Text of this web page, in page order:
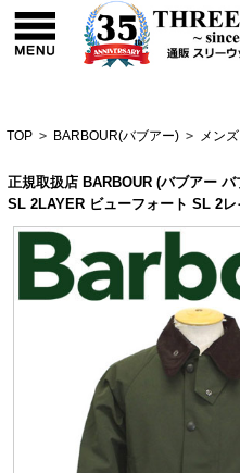
TOP > BARBOUR(バブアー) > メンズ
正規取扱店 BARBOUR (バブアー
SL 2LAYER ビューフォート SL 2